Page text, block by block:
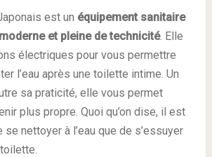
est un équipement sanitaire
et pleine de technicité. Elle
électriques pour vous permettre
l’eau après une toilette intime. Un
sa praticité, elle vous permet
plus propre. Quoi qu’on dise, il est
nettoyer à l’eau que de s’essuyer